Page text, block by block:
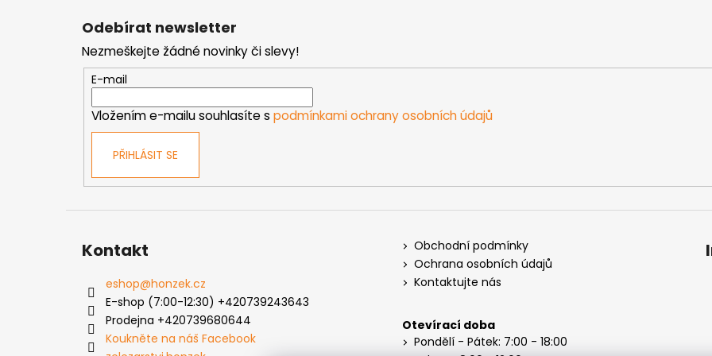
Odebírat newsletter
Nezmeškejte žádné novinky či slevy!
E-mail
Vložením e-mailu souhlasíte s podmínkami ochrany osobních údajů
PŘIHLÁSIT SE
Kontakt
eshop@honzek.cz
E-shop (7:00-12:30) +420739243643
Prodejna +420739680644
Koukněte na náš Facebook
Obchodní podmínky
Ochrana osobních údajů
Kontaktujte nás
Otevírací doba
Pondělí - Pátek: 7:00 - 18:00